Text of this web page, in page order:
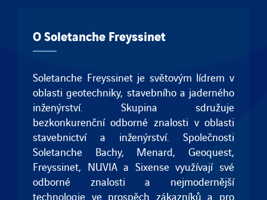
O Soletanche Freyssinet
Soletanche Freyssinet je světovým lídrem v
oblasti geotechniky, stavebního a jaderného
inženýrství. Skupina sdružuje
bezkonkurenční odborné znalosti v oblasti
stavebnictví a inženýrství. Společnosti
Soletanche Bachy, Menard,Geoquest,
Freyssinet, NUVIA a Sixensevyužívají své
odborné znalosti a nejmodernější
technologie ve prospěch zákazníků a pro